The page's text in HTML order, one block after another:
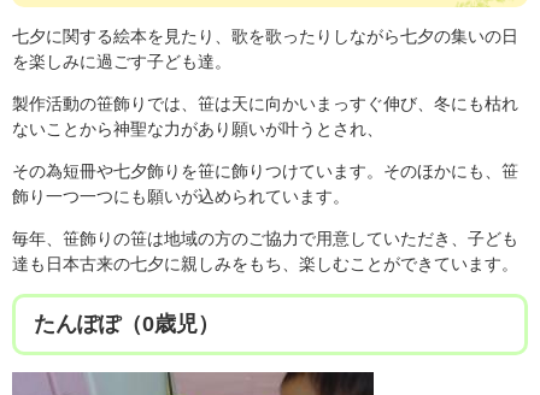
七夕に関する絵本を見たり、歌を歌ったりしながら七夕の集いの日
を楽しみに過ごす子ども達。
製作活動の笹飾りでは、笹は天に向かいまっすぐ伸び、冬にも枯れ
ないことから神聖な力があり願いが叶うとされ、
その為短冊や七夕飾りを笹に飾りつけています。そのほかにも、笹
飾り一つ一つにも願いが込められています。
毎年、笹飾りの笹は地域の方のご協力で用意していただき、子ども
達も日本古来の七夕に親しみをもち、楽しむことができています。
たんぽぽ（0歳児）